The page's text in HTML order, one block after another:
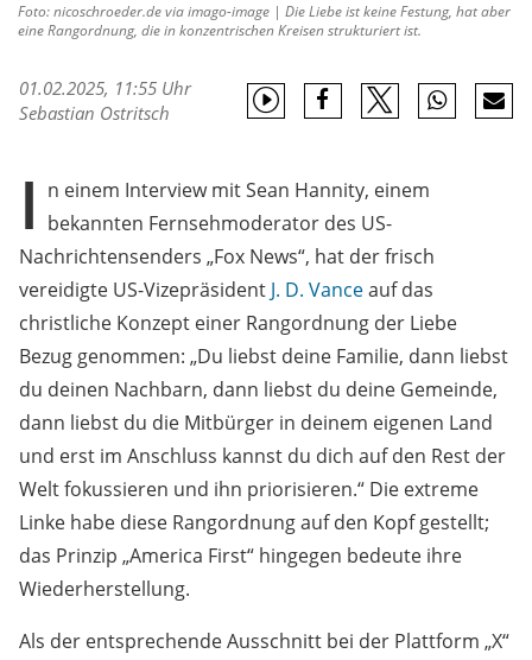
Foto: nicoschroeder.de via imago-image | Die Liebe ist keine Festung, hat aber
eine Rangordnung, die in konzentrischen Kreisen strukturiert ist.
01.02.2025, 11:55 Uhr
Sebastian Ostritsch
I n einem Interview mit Sean Hannity, einem
bekannten Fernsehmoderator des US-
Nachrichtensenders „Fox News“, hat der frisch
vereidigte US-Vizepräsident J. D. Vanceauf das
christliche Konzept einer Rangordnung der Liebe
Bezug genommen: „Du liebst deine Familie, dann liebst
du deinen Nachbarn, dann liebst du deine Gemeinde,
dann liebst du die Mitbürger in deinem eigenen Land
und erst im Anschluss kannst du dich auf den Rest der
Welt fokussieren und ihn priorisieren.“ Die extreme
Linke habe diese Rangordnung auf den Kopf gestellt;
das Prinzip „America First“ hingegen bedeute ihre
Wiederherstellung.
Als der entsprechende Ausschnitt bei der Plattform „X“